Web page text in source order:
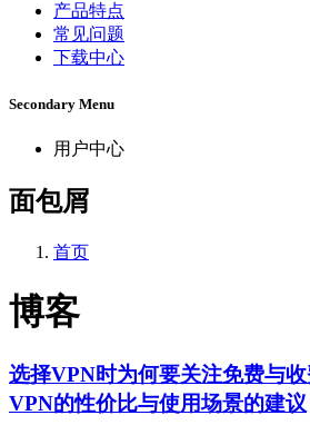
产品特点
常见问题
下载中心
Secondary Menu
用户中心
面包屑
首页
博客
选择VPN时为何要关注免费与
VPN的性价比与使用场景的建议